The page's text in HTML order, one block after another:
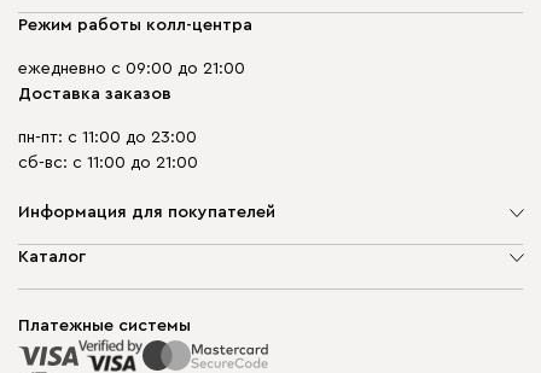
Режим работы колл-центра
ежедневно с 09:00 до 21:00
Доставка заказов
пн-пт: с 11:00 до 23:00
сб-вс: с 11:00 до 21:00
Информация для покупателей
О компании
Способы оплаты
Рассрочка и кредит
Каталог
Корпусная мебель
Распродажа мебели
Платежные системы